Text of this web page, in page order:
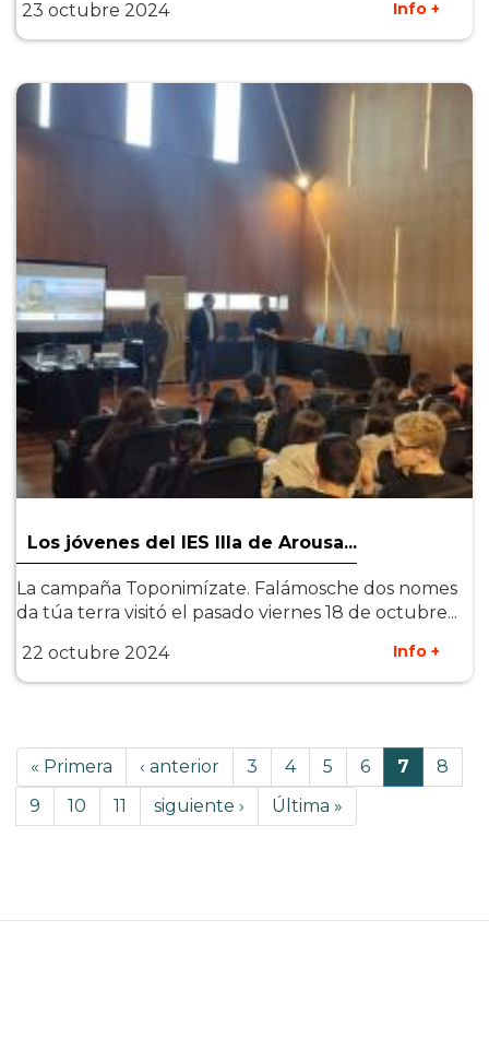
23 octubre 2024
Info +
Los jóvenes del IES Illa de Arousa...
La campaña Toponimízate. Falámosche dos nomes
da túa terra visitó el pasado viernes 18 de octubre...
22 octubre 2024
Info +
Paginación
Primera
página
« Primera
Página
anterior
‹ anterior Página
3 Página
4 Página
5 Página
6
Página
actual
7
8
Página
9 Página
10 Página
11
Siguiente
página
siguiente ›
Última
página
Última »